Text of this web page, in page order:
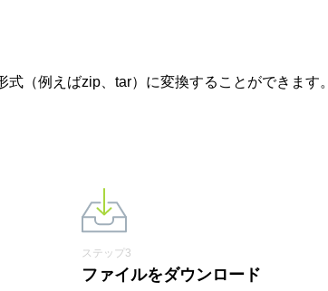
（例えばzip、tar）に変換することができます。
ステップ3
ファイルをダウンロード